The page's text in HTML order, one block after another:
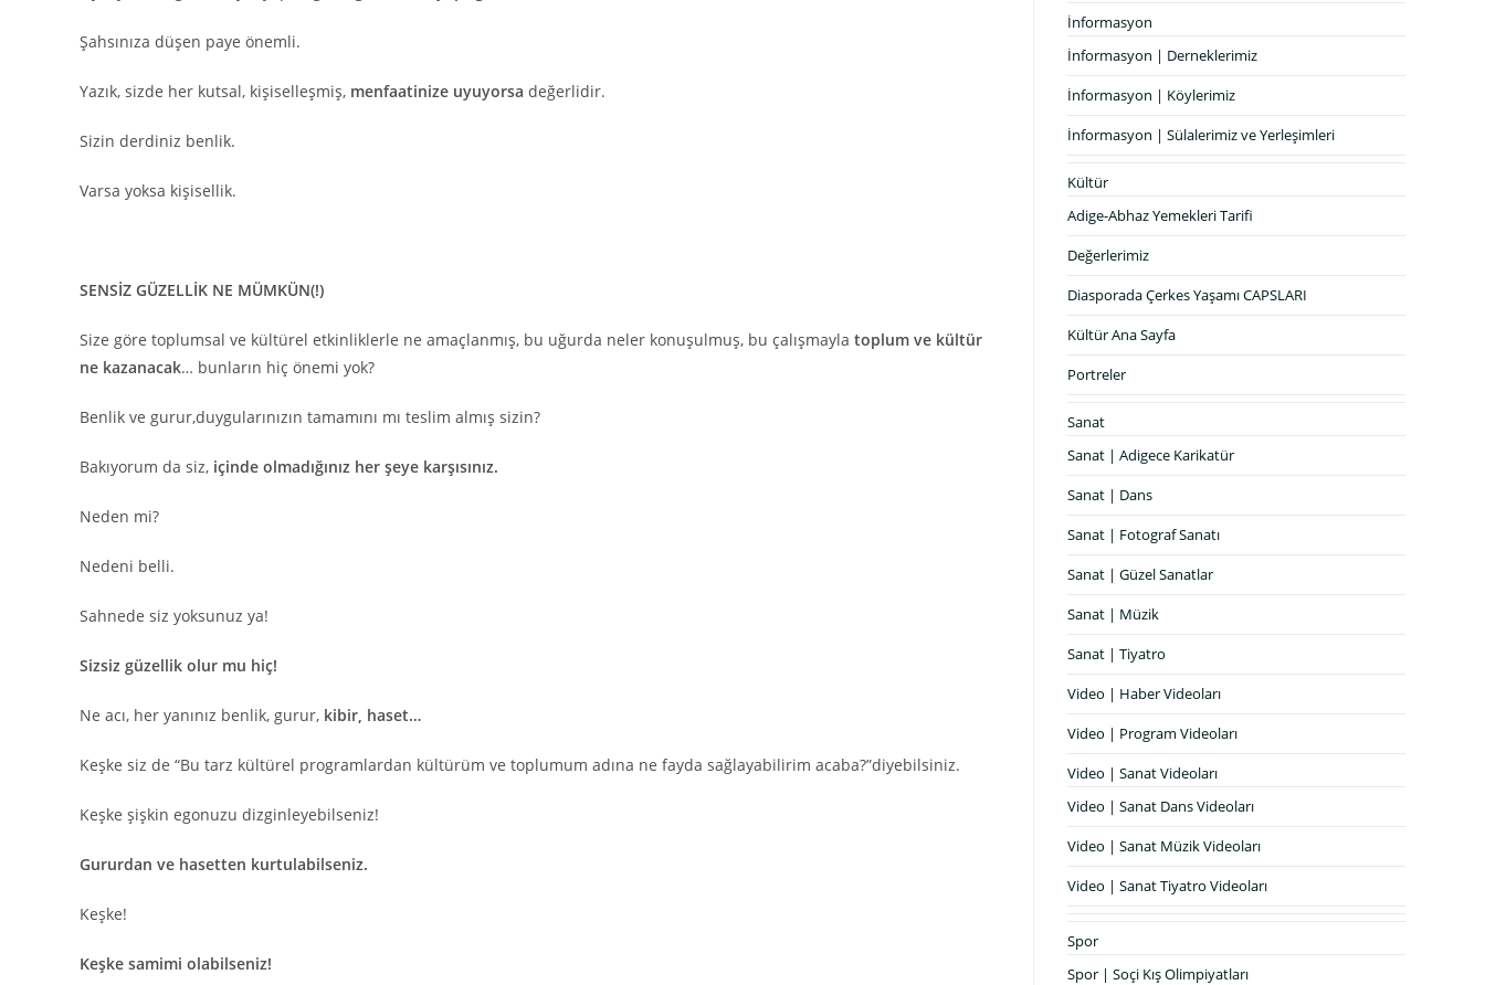
Şahsınıza düşen paye önemli.
Yazık, sizde her kutsal, kişiselleşmiş, menfaatinize uyuyorsa değerlidir.
Sizin derdiniz benlik.
Varsa yoksa kişisellik.
SENSİZ GÜZELLİK NE MÜMKÜN(!)
Size göre toplumsal ve kültürel etkinliklerle ne amaçlanmış, bu uğurda neler konuşulmuş, bu çalışmayla toplum ve kültür
ne kazanacak… bunların hiç önemi yok?
Benlik ve gurur,duygularınızın tamamını mı teslim almış sizin?
Bakıyorum da siz, içinde olmadığınız her şeye karşısınız.
Neden mi?
Nedeni belli.
Sahnede siz yoksunuz ya!
Sizsiz güzellik olur mu hiç!
Ne acı, her yanınız benlik, gurur, kibir, haset…
Keşke siz de “Bu tarz kültürel programlardan kültürüm ve toplumum adına ne fayda sağlayabilirim acaba?”diyebilsiniz.
Keşke şişkin egonuzu dizginleyebilseniz!
Gururdan ve hasetten kurtulabilseniz.
Keşke!
Keşke samimi olabilseniz!
İnformasyon
İnformasyon | Derneklerimiz
İnformasyon | Köylerimiz
İnformasyon | Sülalerimiz ve Yerleşimleri
Kültür
Adige-Abhaz Yemekleri Tarifi
Değerlerimiz
Diasporada Çerkes Yaşamı CAPSLARI
Kültür Ana Sayfa
Portreler
Sanat
Sanat | Adigece Karikatür
Sanat | Dans
Sanat | Fotograf Sanatı
Sanat | Güzel Sanatlar
Sanat | Müzik
Sanat | Tiyatro
Video | Haber Videoları
Video | Program Videoları
Video | Sanat Videoları
Video | Sanat Dans Videoları
Video | Sanat Müzik Videoları
Video | Sanat Tiyatro Videoları
Spor
Spor | Soçi Kış Olimpiyatları